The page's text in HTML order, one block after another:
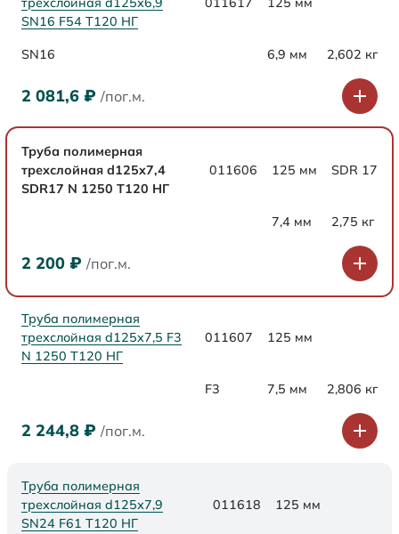
SN16 F54 Т120 НГ
SN16 6,9 мм 2,602 кг
2 081,6 ₽ /пог.м.
Труба полимерная
трехслойная d125x7,4
SDR17 N 1250 Т120 НГ
011606 125 мм SDR 17
7,4 мм 2,75 кг
2 200 ₽ /пог.м.
Труба полимерная
трехслойная d125x7,5 F3
N 1250 Т120 НГ
011607 125 мм
F3 7,5 мм 2,806 кг
2 244,8 ₽ /пог.м.
Труба полимерная
трехслойная d125х7,9
SN24 F61 Т120 НГ
011618 125 мм